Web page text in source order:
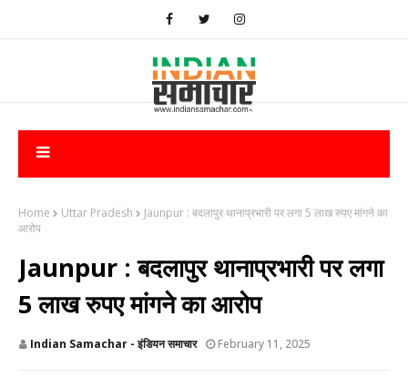
Home Uttar Pradesh
Jaunpur : बदलापुर थानाप्रभारी पर लगा 5 लाख रुपए मांगने का
आरोप
Jaunpur : बदलापुर थानाप्रभारी पर लगा
5 लाख रुपए मांगने का आरोप
Indian Samachar - इंडियन समाचार February 11, 2025